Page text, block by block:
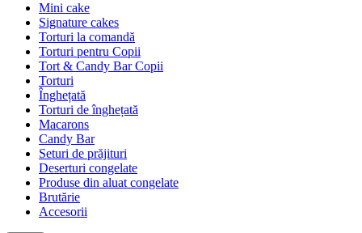
Mini cake
Signature cakes
Torturi la comandă
Torturi pentru Copii
Tort & Candy Bar Copii
Torturi
Înghețată
Torturi de înghețată
Macarons
Candy Bar
Seturi de prăjituri
Deserturi congelate
Produse din aluat congelate
Brutărie
Accesorii